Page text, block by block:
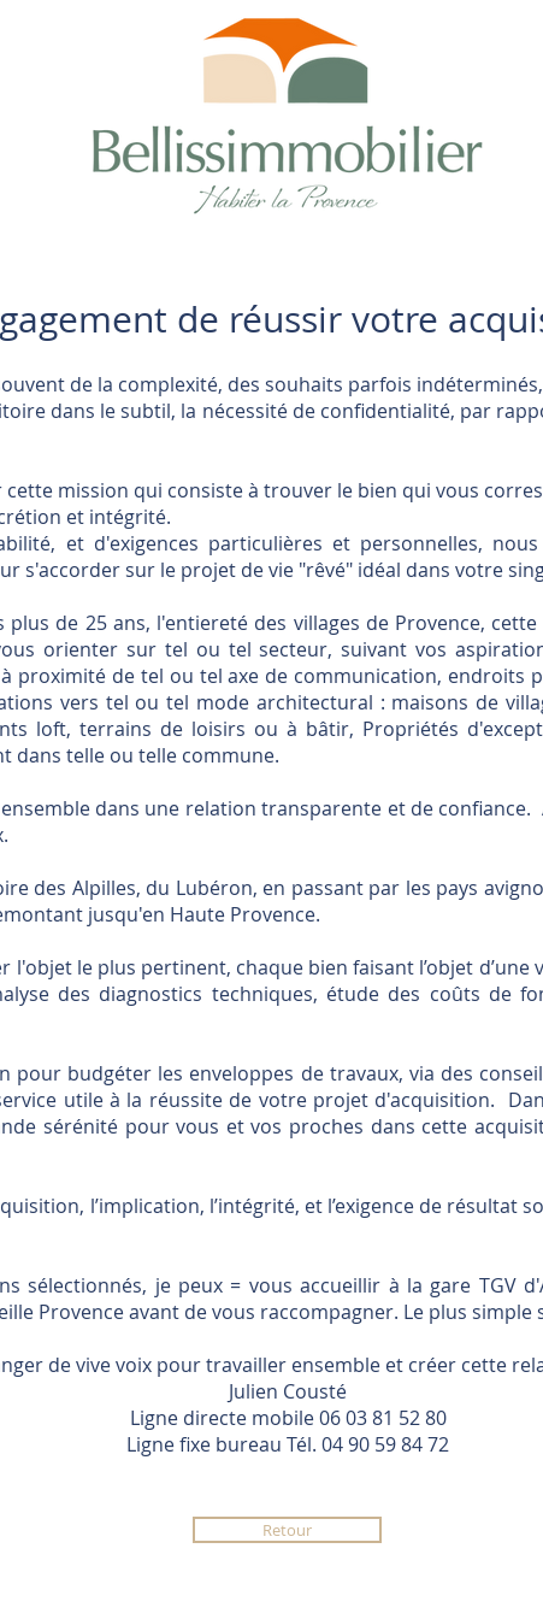
de réussir votre
de la complexité, des souhaits parfois
dans le subtil, la nécessité de confidentialité, par
mission qui consiste à trouver le bien qui vous
et intégrité.
et d'exigences particulières et personnelles,
s'accorder sur le projet de vie "rêvé" idéal dans votre
de 25 ans, l'entiereté des villages de Provence,
orienter sur tel ou tel secteur, suivant vos
proximité de tel ou tel axe de communication, endroits
vers tel ou tel mode architectural : maisons de
loft, terrains de loisirs ou à bâtir, Propriétés
dans telle ou telle commune.
dans une relation transparente et de
des Alpilles, du Lubéron, en passant par les pays
jusqu'en Haute Provence.
l'objet le plus pertinent, chaque bien faisant l’objet
des diagnostics techniques, étude des coûts de
pour budgéter les enveloppes de travaux, via des
utile à la réussite de votre projet d'acquisition.
sérénité pour vous et vos proches dans cette
l’implication, l’intégrité, et l’exigence de résultat
sélectionnés, je peux = vous accueillir à la gare TGV
Provence avant de vous raccompagner. Le plus simple
de vive voix pour travailler ensemble et créer cette
Julien Cousté​
Ligne directe mobile 06 03 81 52 80
Ligne fixe bureau Tél. 04 90 59 84 72
Retour